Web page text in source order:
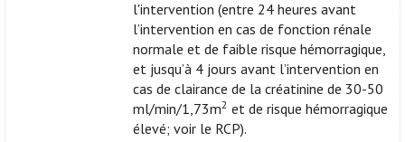
l'intervention (entre 24 heures avant
l’intervention en cas de fonction rénale
normale et de faible risque hémorragique,
et jusqu’à 4 jours avant l’intervention en
cas de clairance de la créatinine de 30-50
ml/min/1,73m2 et de risque hémorragique
élevé; voir le RCP).